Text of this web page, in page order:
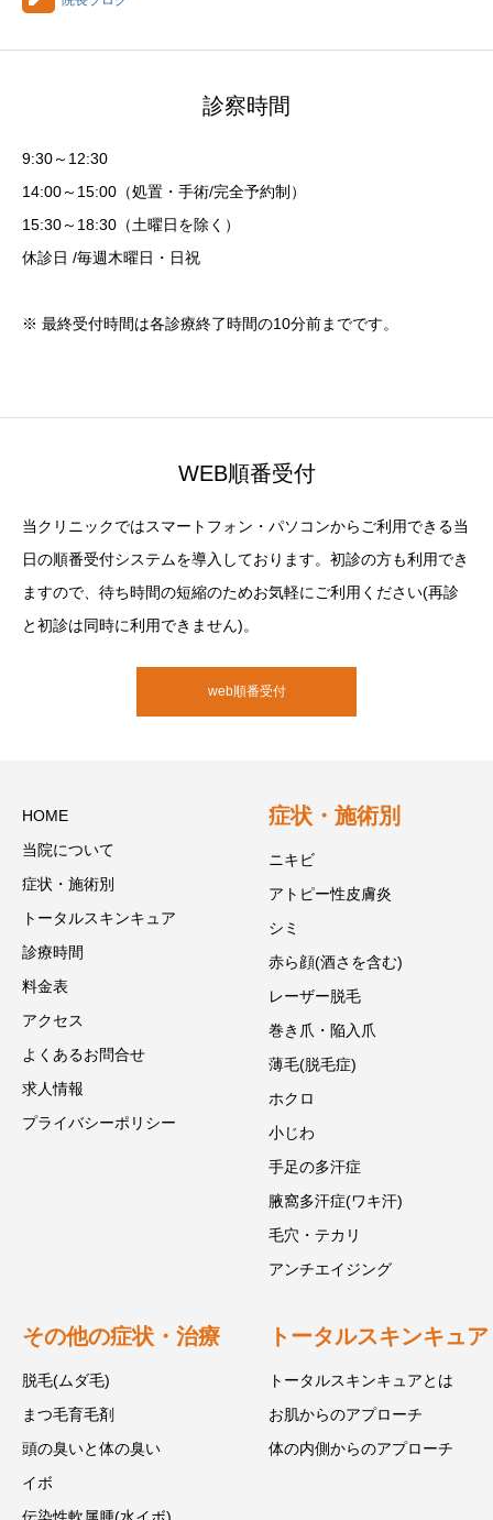
診察時間
9:30～12:30
14:00～15:00（処置・手術/完全予約制）
15:30～18:30（土曜日を除く）
休診日 /毎週木曜日・日祝
※ 最終受付時間は各診療終了時間の10分前までです。
WEB順番受付
当クリニックではスマートフォン・パソコンからご利用できる当
日の順番受付システムを導入しております。初診の方も利用でき
ますので、待ち時間の短縮のためお気軽にご利用ください(再診
と初診は同時に利用できません)。
web順番受付
HOME
当院について
症状・施術別
トータルスキンキュア
診療時間
料金表
アクセス
よくあるお問合せ
求人情報
プライバシーポリシー
症状・施術別
ニキビ
アトピー性皮膚炎
シミ
赤ら顔(酒さを含む)
レーザー脱毛
巻き爪・陥入爪
薄毛(脱毛症)
ホクロ
小じわ
手足の多汗症
腋窩多汗症(ワキ汗)
毛穴・テカリ
アンチエイジング
その他の症状・治療
脱毛(ムダ毛)
まつ毛育毛剤
頭の臭いと体の臭い
イボ
トータルスキンキュア
トータルスキンキュアとは
お肌からのアプローチ
体の内側からのアプローチ